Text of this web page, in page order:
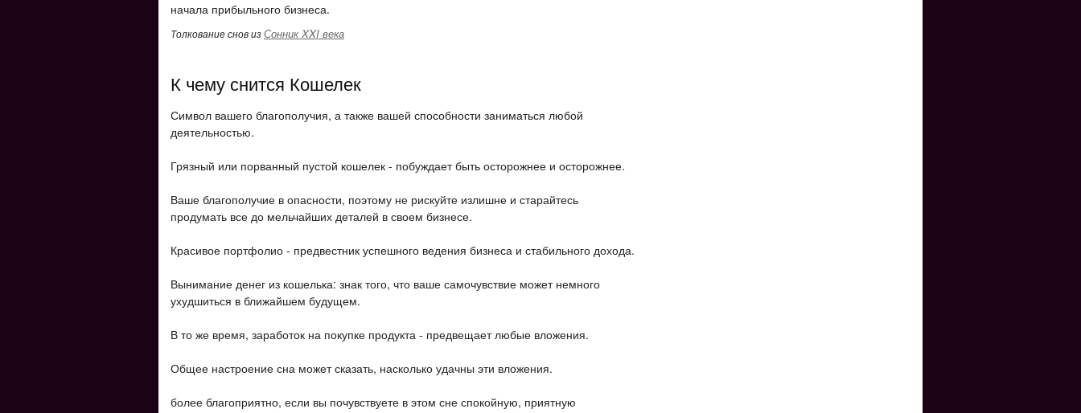
начала прибыльного бизнеса.
Толкование снов изСонник XXI века
К чему снится Кошелек
Символ вашего благополучия, а также вашей способности заниматься любой
деятельностью.
Грязный или порванный пустой кошелек - побуждает быть осторожнее и осторожнее.
Ваше благополучие в опасности, поэтому не рискуйте излишне и старайтесь
продумать все до мельчайших деталей в своем бизнесе.
Красивое портфолио - предвестник успешного ведения бизнеса и стабильного дохода.
Вынимание денег из кошелька: знак того, что ваше самочувствие может немного
ухудшиться в ближайшем будущем.
В то же время, заработок на покупке продукта - предвещает любые вложения.
Общее настроение сна может сказать, насколько удачны эти вложения.
более благоприятно, если вы почувствуете в этом сне спокойную, приятную